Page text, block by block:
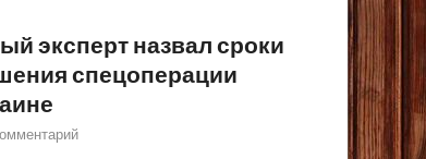
эксперт назвал сроки
спецоперации